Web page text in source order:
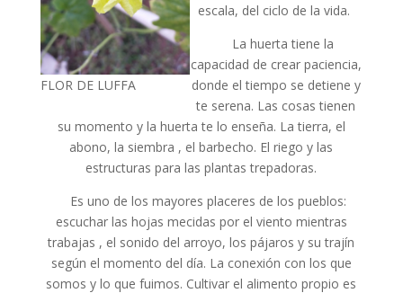
FLOR DE LUFFA
escala, del ciclo de la vida.
La huerta tiene la
capacidad de crear paciencia,
donde el tiempo se detiene y
te serena. Las cosas tienen
su momento y la huerta te lo enseña. La tierra, el
abono, la siembra , el barbecho. El riego y las
estructuras para las plantas trepadoras.
Es uno de los mayores placeres de los pueblos:
escuchar las hojas mecidas por el viento mientras
trabajas , el sonido del arroyo, los pájaros y su trajín
según el momento del día. La conexión con los que
somos y lo que fuimos. Cultivar el alimento propio es